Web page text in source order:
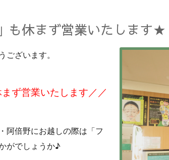
も休まず営業いたします★
ございます。
ず営業いたします／／
阿倍野にお越しの際は「フ
がでしょうか♪